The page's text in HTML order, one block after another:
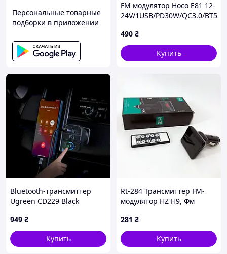
Персональные товарные
подборки в приложении
FM модулятор Hoco E81 12-
24V/1USB/PD30W/QC3.0/BT5.0/
490 ₴
Купить
Bluetooth-трансмиттер
Ugreen CD229 Black
Drive+TF) (80910)
949 ₴
Купить
Rt-284 Трансмиттер FM-
модулятор HZ H9, Фм
машину, Автомобильный
плеер
281 ₴
Купить